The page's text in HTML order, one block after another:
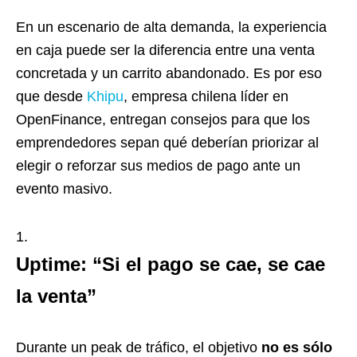
En un escenario de alta demanda, la experiencia
en caja puede ser la diferencia entre una venta
concretada y un carrito abandonado. Es por eso
que desde Khipu, empresa chilena líder en
OpenFinance, entregan consejos para que los
emprendedores sepan qué deberían priorizar al
elegir o reforzar sus medios de pago ante un
evento masivo.
Uptime: “Si el pago se cae, se cae
la venta”
Durante un peak de tráfico, el objetivo no es sólo